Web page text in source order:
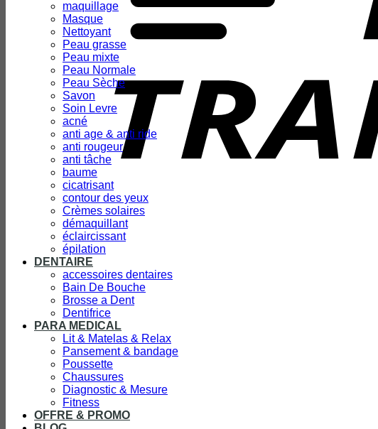
maquillage
Masque
Nettoyant
Peau grasse
Peau mixte
Peau Normale
Peau Sèche
Savon
Soin Levre
acné
anti age & anti ride
anti rougeur
anti tâche
baume
cicatrisant
contour des yeux
Crèmes solaires
démaquillant
éclaircissant
épilation
DENTAIRE
accessoires dentaires
Bain De Bouche
Brosse a Dent
Dentifrice
PARA MEDICAL
Lit & Matelas & Relax
Pansement & bandage
Poussette
Chaussures
Diagnostic & Mesure
Fitness
OFFRE & PROMO